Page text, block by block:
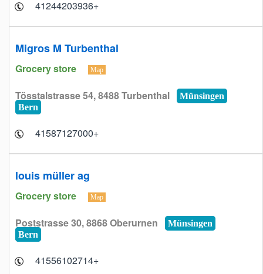
+41244203936
Migros M Turbenthal
Grocery store Map
Tösstalstrasse 54, 8488 Turbenthal
Münsingen
Bern
+41587127000
louis müller ag
Grocery store Map
Poststrasse 30, 8868 Oberurnen
Münsingen
Bern
+41556102714